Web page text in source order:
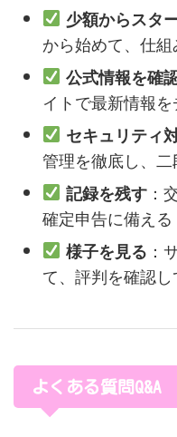
少額からスタ
から始めて、仕
公式情報を確
イトで最新情報を
セキュリティ
管理を徹底し、
記録を残す：
確定申告に備える
様子を見る ：
て、評判を確認
よくある質問Q&A